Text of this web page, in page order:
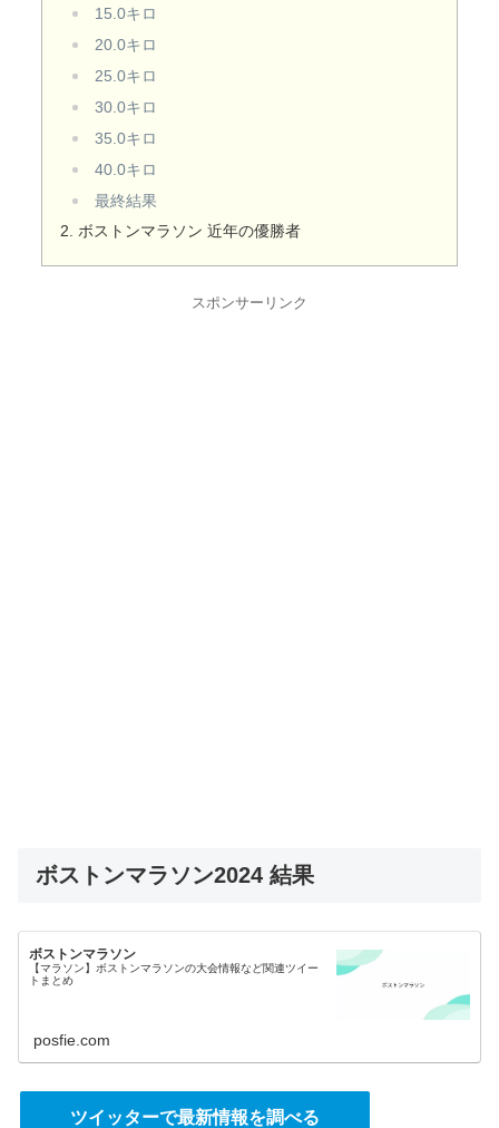
15.0キロ
20.0キロ
25.0キロ
30.0キロ
35.0キロ
40.0キロ
最終結果
ボストンマラソン 近年の優勝者
スポンサーリンク
ボストンマラソン2024 結果
ボストンマラソン
【マラソン】ボストンマラソンの大会情報など関連ツイー
トまとめ
posfie.com
ツイッターで最新情報を調べる